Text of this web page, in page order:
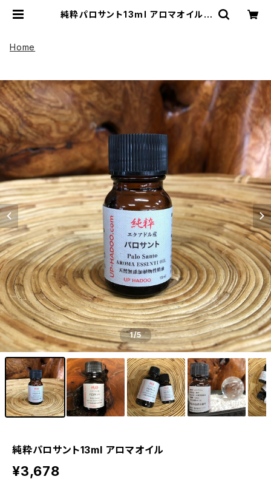
純粋パロサント13ml アロマオイル |
Home
1/5
純粋パロサント13ml アロマオイル
¥3,678